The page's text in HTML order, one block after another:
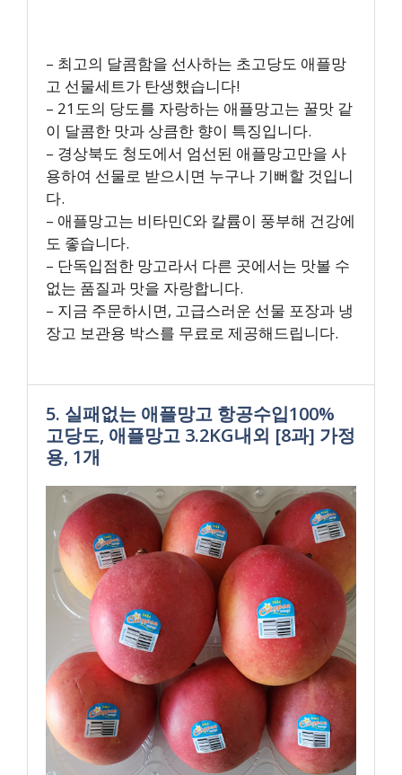
– 최고의 달콤함을 선사하는 초고당도 애플망
고 선물세트가 탄생했습니다!
– 21도의 당도를 자랑하는 애플망고는 꿀맛 같
이 달콤한 맛과 상큼한 향이 특징입니다.
– 경상북도 청도에서 엄선된 애플망고만을 사
용하여 선물로 받으시면 누구나 기뻐할 것입니
다.
– 애플망고는 비타민C와 칼륨이 풍부해 건강에
도 좋습니다.
– 단독입점한 망고라서 다른 곳에서는 맛볼 수
없는 품질과 맛을 자랑합니다.
– 지금 주문하시면, 고급스러운 선물 포장과 냉
장고 보관용 박스를 무료로 제공해드립니다.
5. 실패없는 애플망고 항공수입100%
고당도, 애플망고 3.2KG내외 [8과] 가정
용, 1개